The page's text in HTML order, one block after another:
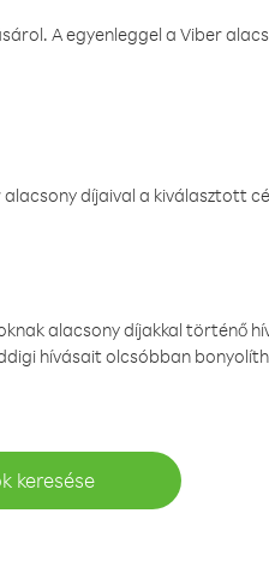
A egyenleggel a Viber
díjaival a kiválasztott
alacsony díjakkal történő
hívásait olcsóbban
keresése